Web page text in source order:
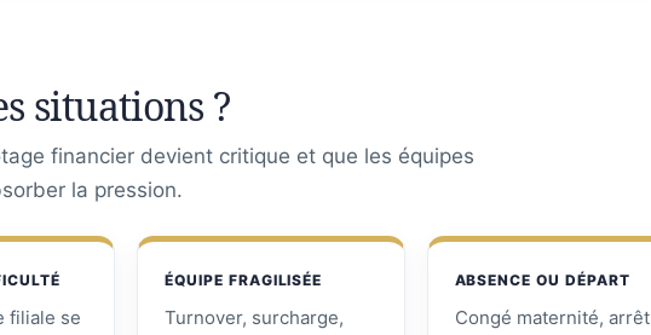
situations ?
financier devient critique et que les équipes
la pression.
filiale se
ÉQUIPE FRAGILISÉE
Turnover, surcharge,
ABSENCE OU DÉPART
Congé maternité, arrêt